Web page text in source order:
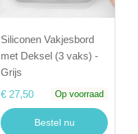
Siliconen Vakjesbord
met Deksel (3 vaks) -
Grijs
€ 27,50
Op voorraad
Bestel nu